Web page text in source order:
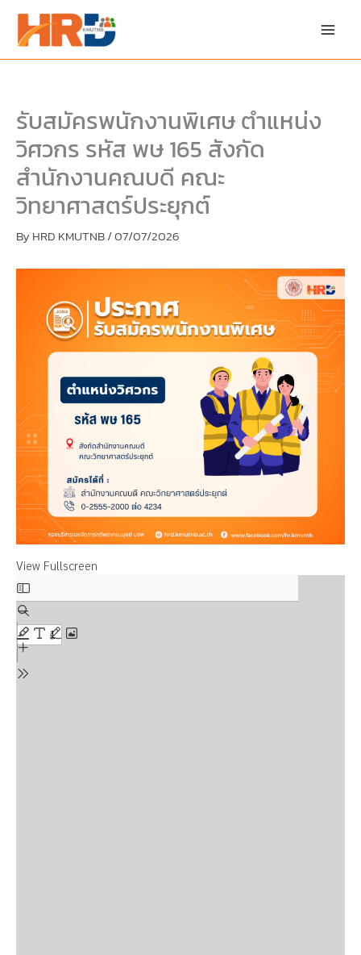
content
รับสมัครพนักงานพิเศษ ตำแหน่ง
วิศวกร รหัส พษ 165 สังกัด
สำนักงานคณบดี คณะ
วิทยาศาสตร์ประยุกต์
By HRD KMUTNB/07/07/2026
View Fullscreen
PDF